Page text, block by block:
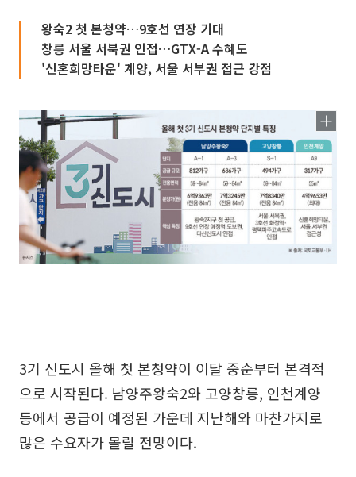
왕숙2 첫 본청약…9호선 연장 기대
창릉 서울 서북권 인접…GTX-A 수혜도
'신혼희망타운' 계양, 서울 서부권 접근 강점
3기 신도시 올해 첫 본청약이 이달 중순부터 본격적
으로 시작된다. 남양주왕숙2와 고양창릉, 인천계양
등에서 공급이 예정된 가운데 지난해와 마찬가지로
많은 수요자가 몰릴 전망이다.